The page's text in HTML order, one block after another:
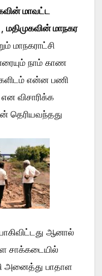
மாவட்ட
மதிமுகவின் மாநகர
மாநகராட்சி
நாம் காண
என்ன பணி
விசாரிக்க
தெரியவந்தது
ஆனால்
சாக்கடையில்
அனைத்து பாதாள